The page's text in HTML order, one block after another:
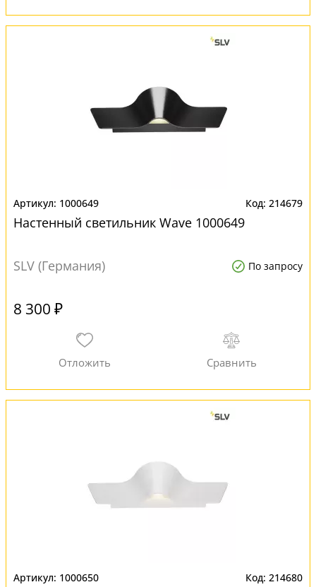
1000649 214679
Настенный светильник Wave 1000649
SLV (Германия) По запросу
8 300 ₽
1000650 214680